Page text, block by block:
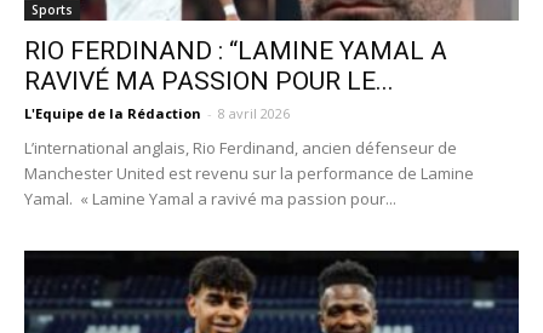
Sports
RIO FERDINAND : “LAMINE YAMAL A
RAVIVÉ MA PASSION POUR LE...
L'Equipe de la Rédaction - 8 avril 2026
L’international anglais, Rio Ferdinand, ancien défenseur de
Manchester United est revenu sur la performance de Lamine
Yamal. « Lamine Yamal a ravivé ma passion pour...